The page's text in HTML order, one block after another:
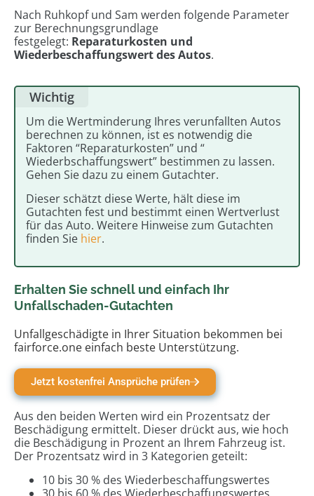
Nach Ruhkopf und Sam werden folgende Parameter
zur Berechnungsgrundlage
festgelegt: Reparaturkosten und
Wiederbeschaffungswert des Autos.
Wichtig
Um die Wertminderung Ihres verunfallten Autos
berechnen zu können, ist es notwendig die
Faktoren “Reparaturkosten” und “
Wiederbschaffungswert” bestimmen zu lassen.
Gehen Sie dazu zu einem Gutachter.
Dieser schätzt diese Werte, hält diese im
Gutachten fest und bestimmt einen Wertverlust
für das Auto. Weitere Hinweise zum Gutachten
finden Sie hier.
Erhalten Sie schnell und einfach Ihr
Unfallschaden-Gutachten
Unfallgeschädigte in Ihrer Situation bekommen bei
fairforce.one einfach beste Unterstützung.
Jetzt kostenfrei Ansprüche prüfen
Aus den beiden Werten wird ein Prozentsatz der
Beschädigung ermittelt. Dieser drückt aus, wie hoch
die Beschädigung in Prozent an Ihrem Fahrzeug ist.
Der Prozentsatz wird in 3 Kategorien geteilt:
10 bis 30 % des Wiederbeschaffungswertes
30 bis 60 % des Wiederbeschaffungswertes